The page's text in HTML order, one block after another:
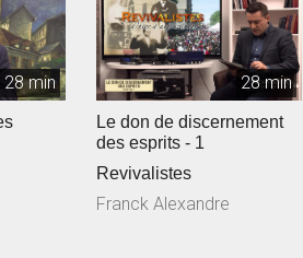
28 min 28 min
Le don de discernement
des esprits - 1
Revivalistes
Franck Alexandre